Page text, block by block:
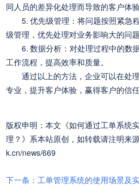
同人员的差异化处理而导致的客户体验
5. 优先级管理：将问题按照紧急
级管理，优先处理对业务影响大的问题
6. 数据分析：对处理过程中的数
工作流程，提高效率和质量。
通过以上的方法，企业可以在处
专业，提升客户体验，赢得客户的信任
版权申明：本文《如何通过工单系统
理？》系本站原创，如转载请注明来
k.cn/news/669
下一条：工单管理系统的使用场景及